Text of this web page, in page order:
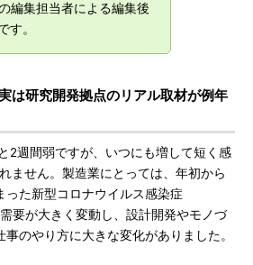
編集担当者による編集後
す。
は研究開発拠点のリアル取材が例年
2週間弱ですが、いつにも増して短く感
ません。製造業にとっては、年初から
った新型コロナウイルス感染症
需要が大きく変動し、設計開発やモノづ
のやり方に大きな変化がありました。